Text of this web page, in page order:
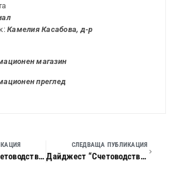
Камелия Касабова, д-р
магазин
преглед
Дайджест “Счетоводство, данъци и право”, 2012 г., кн. 05
СЛЕДВАЩА ПУБЛИКАЦИЯ
Дайджест “Счетоводство, данъци и право”, 2012 г., кн. 07